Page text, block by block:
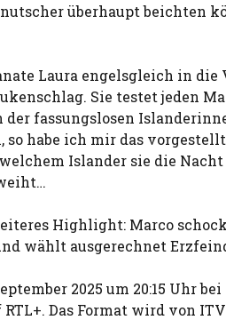
überhaupt beichten
Laura engelsgleich in die
Sie testet jeden
der fassungslosen
so habe ich mir das
Islander sie die
Highlight: Marco
wählt ausgerechnet
2025 um 20:15 Uhr bei
Das Format wird von